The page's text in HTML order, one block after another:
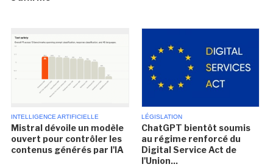
INTELLIGENCE ARTIFICIELLE
Mistral dévoile un modèle
ouvert pour contrôler les
contenus générés par l'IA
LÉGISLATION
ChatGPT bientôt soumis
au régime renforcé du
Digital Service Act de
l'Union...